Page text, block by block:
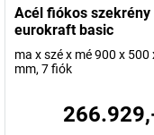
Acél fiókos szekrény
eurokraft basic
ma x szé x mé 900 x 500
mm, 7 fiók